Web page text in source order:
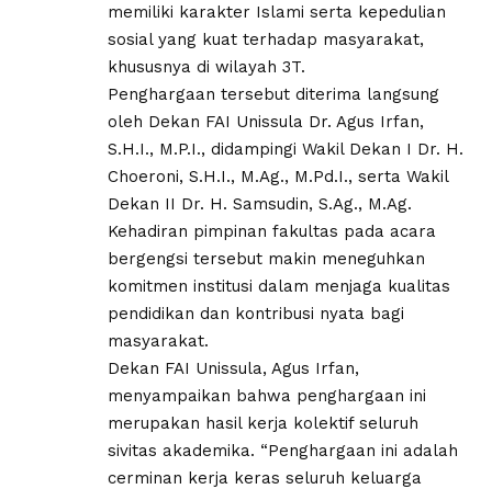
memiliki karakter Islami serta kepedulian
sosial yang kuat terhadap masyarakat,
khususnya di wilayah 3T.
Penghargaan tersebut diterima langsung
oleh Dekan FAI Unissula Dr. Agus Irfan,
S.H.I., M.P.I., didampingi Wakil Dekan I Dr. H.
Choeroni, S.H.I., M.Ag., M.Pd.I., serta Wakil
Dekan II Dr. H. Samsudin, S.Ag., M.Ag.
Kehadiran pimpinan fakultas pada acara
bergengsi tersebut makin meneguhkan
komitmen institusi dalam menjaga kualitas
pendidikan dan kontribusi nyata bagi
masyarakat.
Dekan FAI Unissula, Agus Irfan,
menyampaikan bahwa penghargaan ini
merupakan hasil kerja kolektif seluruh
sivitas akademika. “Penghargaan ini adalah
cerminan kerja keras seluruh keluarga